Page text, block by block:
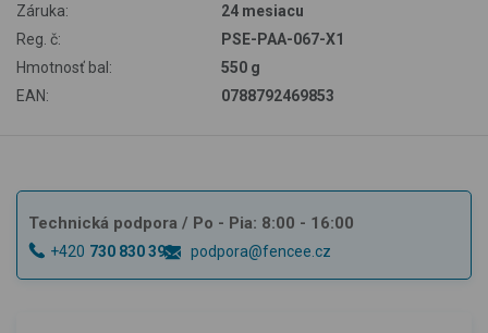
Záruka:
24 mesiacu
Reg. č:
PSE-PAA-067-X1
Hmotnosť bal:
550 g
EAN:
0788792469853
Technická podpora / Po - Pia: 8:00 - 16:00
+420 730 830 393 podpora@fencee.cz